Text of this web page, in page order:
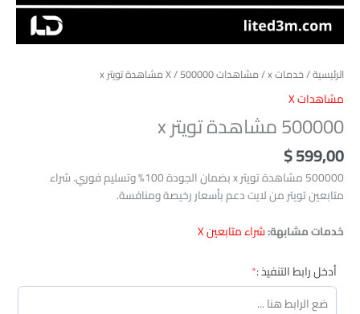
الرئيسية/خدمات x /مشاهدات X/ 500000 مشاهدة تويتر x
مشاهدات X
500000 مشاهدة تويتر x
$599,00
500000 مشاهدة تويتر x بضمان الجودة 100% وتسليم فوري. شراء
متابعين تويتر من لايت دعم بأسعار رخيصة ومنافسة.
خدمات مشابهة:شراء متابعين X
أدخل رابط التنفيذ :*